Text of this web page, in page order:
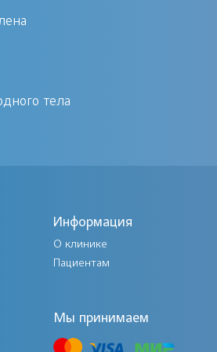
с
прохождения по
канальцам
мочу,
нефролог. Это
специальность,
хирургических
патология,
нефрологи —
тела
Информация
О клинике
Пациентам
Мы принимаем